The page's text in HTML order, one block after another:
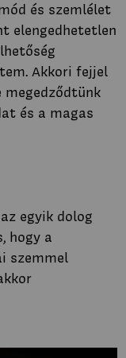
és szemlélet
elengedhetetlen
Akkori fejjel
megedződtünk
és a magas
egyik dolog
hogy a
szemmel